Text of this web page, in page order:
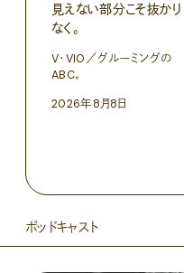
見えない部分こそ抜かり
なく。
V・VIO／グルーミングの
ABC。
2026年8月8日
ポッドキャスト